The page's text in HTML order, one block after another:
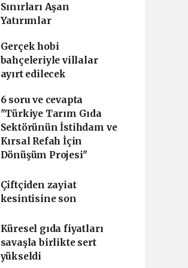
Sınırları Aşan
Yatırımlar
Gerçek hobi
bahçeleriyle villalar
ayırt edilecek
6 soru ve cevapta
"Türkiye Tarım Gıda
Sektörünün İstihdam ve
Kırsal Refah İçin
Dönüşüm Projesi"
Çiftçiden zayiat
kesintisine son
Küresel gıda fiyatları
savaşla birlikte sert
yükseldi